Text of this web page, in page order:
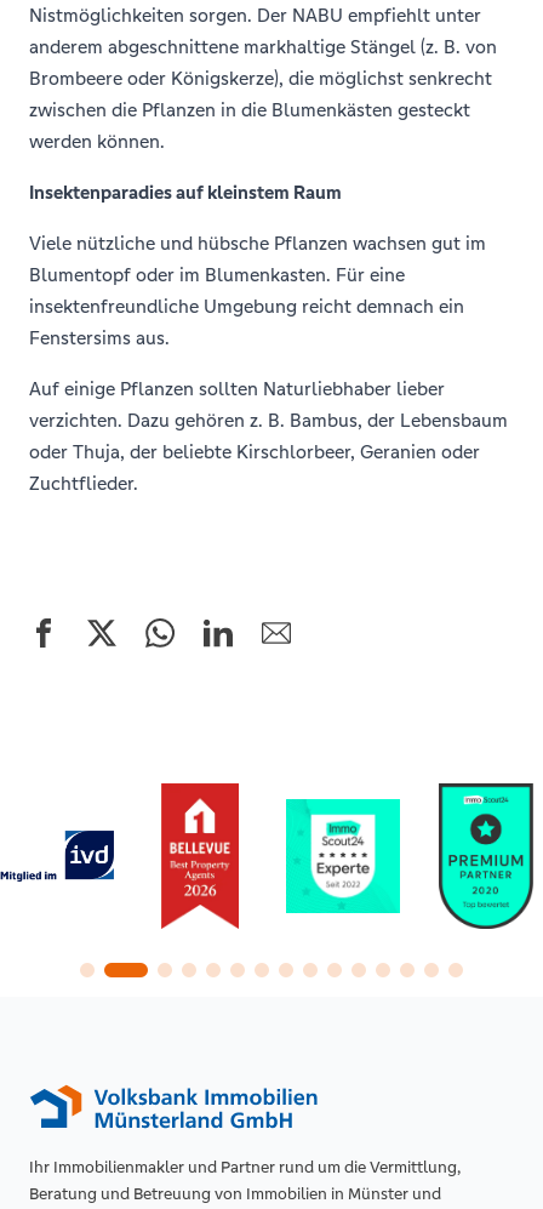
Nistmöglichkeiten sorgen. Der NABU empfiehlt unter
anderem abgeschnittene markhaltige Stängel (z. B. von
Brombeere oder Königskerze), die möglichst senkrecht
zwischen die Pflanzen in die Blumenkästen gesteckt
werden können.
Insektenparadies auf kleinstem Raum
Viele nützliche und hübsche Pflanzen wachsen gut im
Blumentopf oder im Blumenkasten. Für eine
insektenfreundliche Umgebung reicht demnach ein
Fenstersims aus.
Auf einige Pflanzen sollten Naturliebhaber lieber
verzichten. Dazu gehören z. B. Bambus, der Lebensbaum
oder Thuja, der beliebte Kirschlorbeer, Geranien oder
Zuchtflieder.
Ihr Immobilienmakler und Partner rund um die Vermittlung,
Beratung und Betreuung von Immobilien in Münster und